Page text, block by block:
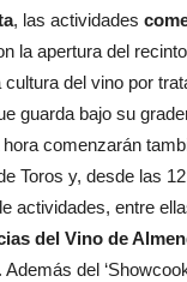
, las actividades
la apertura del
del vino por
guarda bajo su
comenzarán
Toros y, desde las
actividades, entre
del Vino de
del